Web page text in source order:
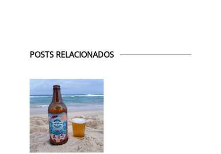
POSTS RELACIONADOS